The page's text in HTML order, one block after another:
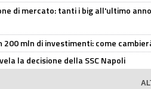
di mercato: tanti i big all'ultimo
200 mln di investimenti: come
la decisione della SSC Napoli